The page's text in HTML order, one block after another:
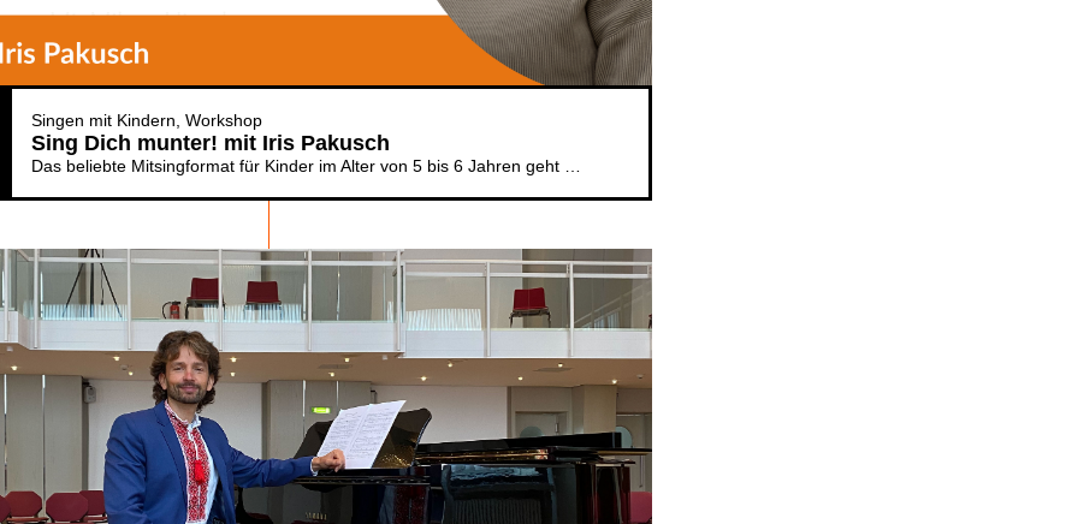
Singen mit Kindern Workshop
Sing Dich munter! mit Iris Pakusch